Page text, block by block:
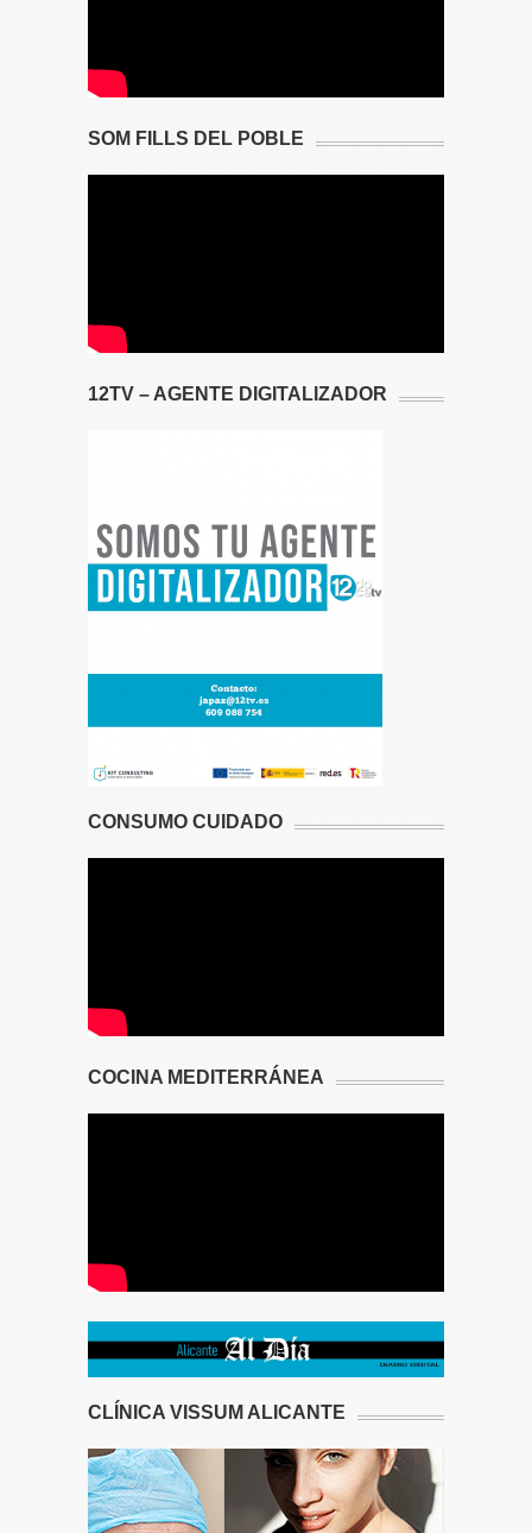
SOM FILLS DEL POBLE
12TV – AGENTE DIGITALIZADOR
CONSUMO CUIDADO
COCINA MEDITERRÁNEA
CLÍNICA VISSUM ALICANTE